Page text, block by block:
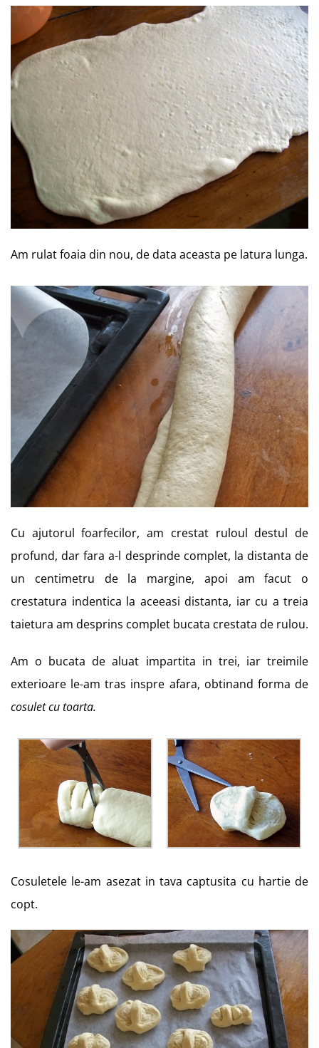
Am rulat foaia din nou, de data aceasta pe latura lunga.
Cu ajutorul foarfecilor, am crestat ruloul destul de
profund, dar fara a-l desprinde complet, la distanta de
un centimetru de la margine, apoi am facut o
crestatura indentica la aceeasi distanta, iar cu a treia
taietura am desprins complet bucata crestata de rulou.
Am o bucata de aluat impartita in trei, iar treimile
exterioare le-am tras inspre afara, obtinand forma de
cosulet cu toarta.
Cosuletele le-am asezat in tava captusita cu hartie de
copt.